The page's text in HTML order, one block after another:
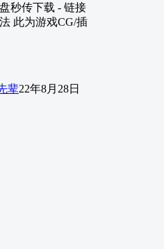
秒传下载 - 链接
此为游戏CG/插
辈22年8月28日